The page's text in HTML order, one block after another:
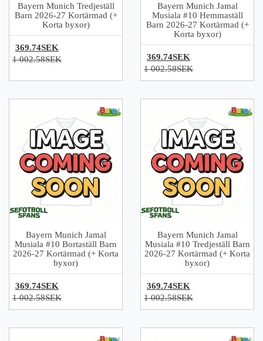
Bayern Munich Tredjeställ
Barn 2026-27 Kortärmad (+
Korta byxor)
369.74SEK
1 002.58SEK
Bayern Munich Jamal
Musiala #10 Hemmaställ
Barn 2026-27 Kortärmad (+
Korta byxor)
369.74SEK
1 002.58SEK
Bayern Munich Jamal
Musiala #10 Bortaställ Barn
2026-27 Kortärmad (+ Korta
byxor)
369.74SEK
1 002.58SEK
Bayern Munich Jamal
Musiala #10 Tredjeställ Barn
2026-27 Kortärmad (+ Korta
byxor)
369.74SEK
1 002.58SEK